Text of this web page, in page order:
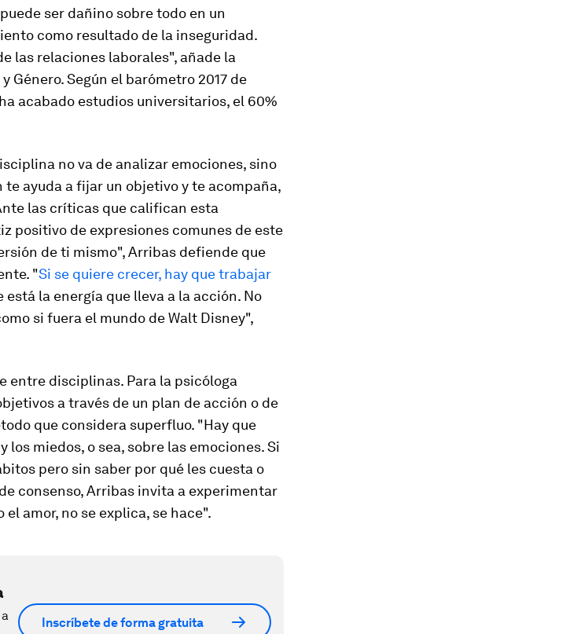
ser dañino sobre todo en un
como resultado de la inseguridad.
las relaciones laborales", añade la
Género. Según el barómetro 2017 de
acabado estudios universitarios, el 60%
no va de analizar emociones, sino
te ayuda a fijar un objetivo y te acompaña,
las críticas que califican esta
positivo de expresiones comunes de este
de ti mismo", Arribas defiende que
"Si se quiere crecer, hay que trabajar
está la energía que lleva a la acción. No
si fuera el mundo de Walt Disney",
entre disciplinas. Para la psicóloga
a través de un plan de acción o de
que considera superfluo. "Hay que
miedos, o sea, sobre las emociones. Si
pero sin saber por qué les cuesta o
consenso, Arribas invita a experimentar
el amor, no se explica, se hace".
Inscríbete de forma gratuita